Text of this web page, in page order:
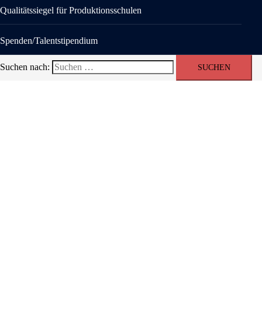
Qualitätssiegel für Produktionsschulen
Spenden/Talentstipendium
Suchen nach: